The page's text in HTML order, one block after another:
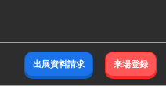
出展資料請求 来場登録